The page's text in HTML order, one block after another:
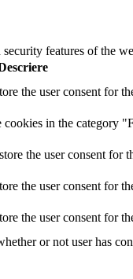
features of the
the user consent for
cookies in the category
the user consent for
the user consent for
the user consent for
or not user has